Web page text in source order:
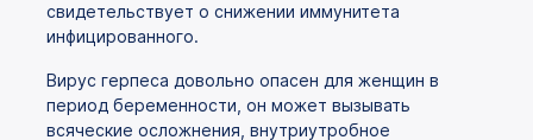
свидетельствует о снижении иммунитета
инфицированного.
Вирус герпеса довольно опасен для женщин в
период беременности, он может вызывать
всяческие осложнения, внутриутробное